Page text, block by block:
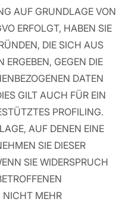
AUF GRUNDLAGE VON
ERFOLGT, HABEN SIE
DIE SICH AUS
ERGEBEN, GEGEN DIE
DATEN
GILT AUCH FÜR EIN
PROFILING.
AUF DENEN EINE
SIE DIESER
SIE WIDERSPRUCH
NICHT MEHR